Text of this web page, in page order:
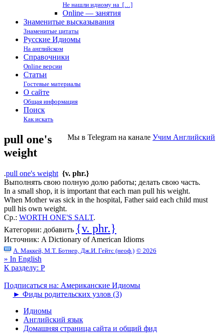
Не нашли идиому на […]
Online — занятия
Знаменитые высказывания
Знаменитые цитаты
Русские Идиомы
На английском
Справочники
Online версии
Статьи
Гостевые материалы
О сайте
Общая информация
Поиск
Как искать
Мы в Telegram на канале Учим Английский
pull one's
weight
.pull one's weight {v. phr.}
Выполнять свою полную долю работы; делать свою часть.
In a small shop, it is important that each man pull his weight.
When Mother was sick in the hospital, Father said each child must
pull his own weight.
Ср.: WORTH ONE'S SALT.
Категории: добавить {v. phr.}
Источник: A Dictionary of American Idioms
А. Маккей, М.Т. Ботнер, Дж.И. Гейтс (неоф.) © 2026
» In English
К разделу: P
Подписаться на: Американские Идиомы
► Фиды родительских узлов (3)
Идиомы
Английский язык
Домашняя страница сайта и общий фид